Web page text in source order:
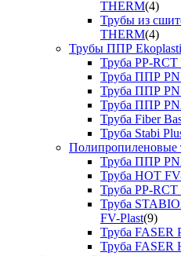
THERM(4)
Трубы из
THERM(4)
Трубы ППР
Труба PP-
Труба ППР
Труба ППР
Труба ППР
Труба Fiber
Труба Stabi
Полипропиленовые
Труба ППР
Труба HOT
Труба PP-
Труба
FV-Plast(9)
Труба FASER
Труба FASER